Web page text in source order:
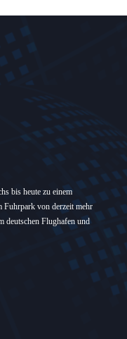
bis heute zu einem
Fuhrpark von derzeit mehr
deutschen Flughafen und